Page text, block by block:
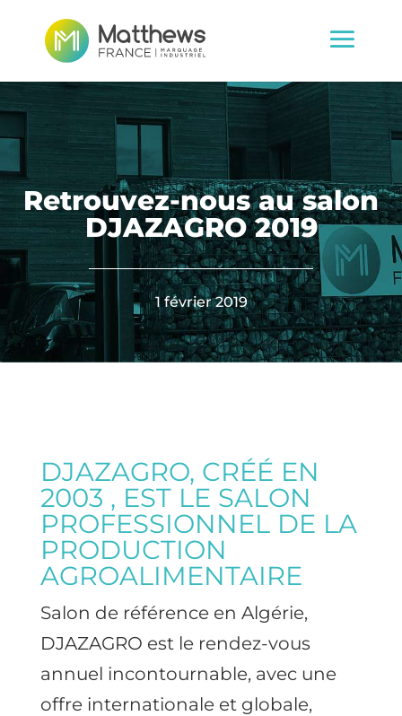
Retrouvez-nous au salon
DJAZAGRO 2019
1 février 2019
DJAZAGRO, CRÉÉ EN
2003 , EST LE SALON
PROFESSIONNEL DE LA
PRODUCTION
AGROALIMENTAIRE
Salon de référence en Algérie,
DJAZAGRO est le rendez-vous
annuel incontournable, avec une
offre internationale et globale,